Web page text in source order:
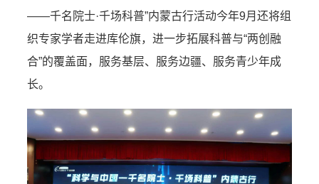
——千名院士·千场科普”内蒙古行活动今年9月还将组
织专家学者走进库伦旗，进一步拓展科普与“两创融
合”的覆盖面，服务基层、服务边疆、服务青少年成
长。